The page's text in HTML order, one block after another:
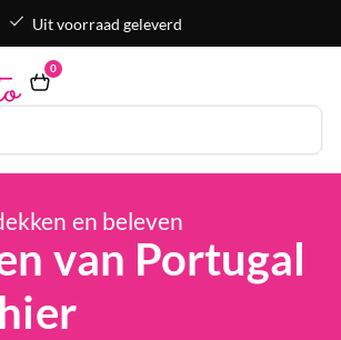
op te halen in Goes of Hansweert
0
en beleven
van Portugal